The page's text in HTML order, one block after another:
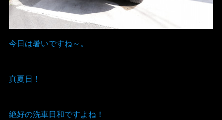
今日は暑いですね～。
真夏日！
絶好の洗車日和ですよね！